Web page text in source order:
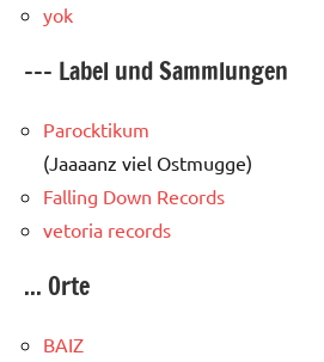
yok
--- Label und Sammlungen
Parocktikum
(Jaaaanz viel Ostmugge)
Falling Down Records
vetoria records
... Orte
BAIZ